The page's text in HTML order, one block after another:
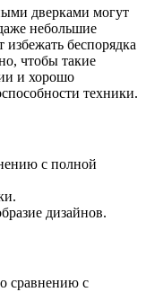
дверками могут
небольшие
беспорядка
чтобы такие
и хорошо
техники.
с полной
дизайнов.
сравнению с